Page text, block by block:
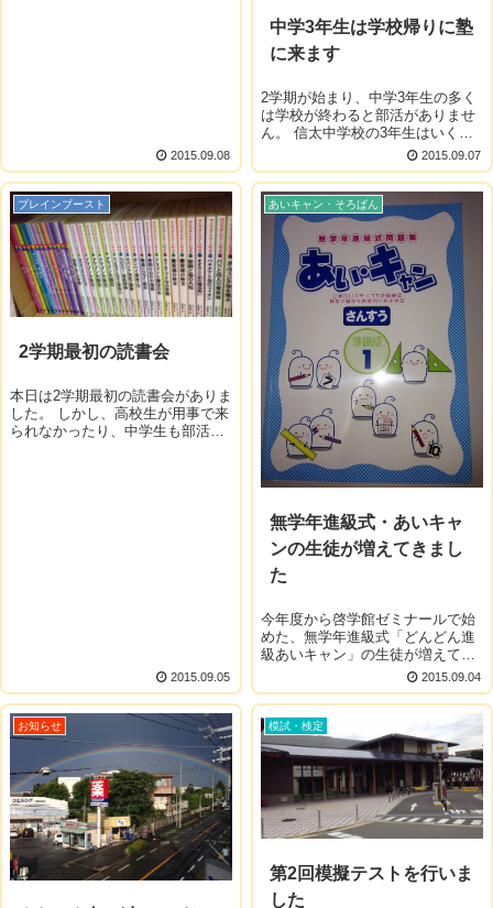
2015.09.08
中学3年生は学校帰りに塾
に来ます
2学期が始まり、中学3年生の多く
は学校が終わると部活がありませ
ん。 信太中学校の3年生はいくつ
かの部活をのぞき引退していま
す。 ですので、今まで一生懸命練
習していた放課後の時間に余裕が
生まれます。 本来は、受験生です
ので今...
2015.09.07
ブレインブースト
2学期最初の読書会
本日は2学期最初の読書会がありま
した。 しかし、高校生が用事で来
られなかったり、中学生も部活が
2015.09.05
あいキャン・そろばん
無学年進級式・あいキャ
ンの生徒が増えてきまし
た
今年度から啓学館ゼミナールで始
めた、無学年進級式「どんどん進
級あいキャン」の生徒が増えてき
いキャン」を受講した生徒の多く
がそのまま2学期も継続する事にな
りました。 本日の授業の様子で
す。 ...
2015.09.04
お知らせ 模試・検定
第2回模擬テストを行いま
した